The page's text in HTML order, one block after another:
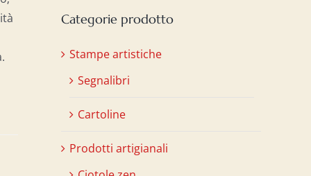
Categorie prodotto
Stampe artistiche
Segnalibri
Cartoline
Prodotti artigianali